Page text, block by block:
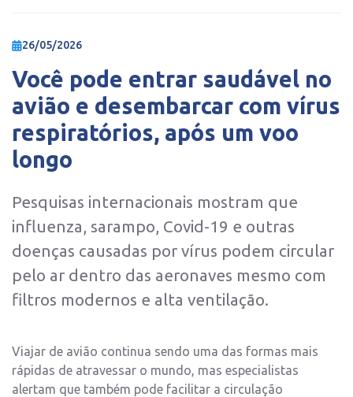
26/05/2026
Você pode entrar saudável no
avião e desembarcar com vírus
respiratórios, após um voo
longo
Pesquisas internacionais mostram que
influenza, sarampo, Covid-19 e outras
doenças causadas por vírus podem circular
pelo ar dentro das aeronaves mesmo com
filtros modernos e alta ventilação.
Viajar de avião continua sendo uma das formas mais
rápidas de atravessar o mundo, mas especialistas
alertam que também pode facilitar a circulação